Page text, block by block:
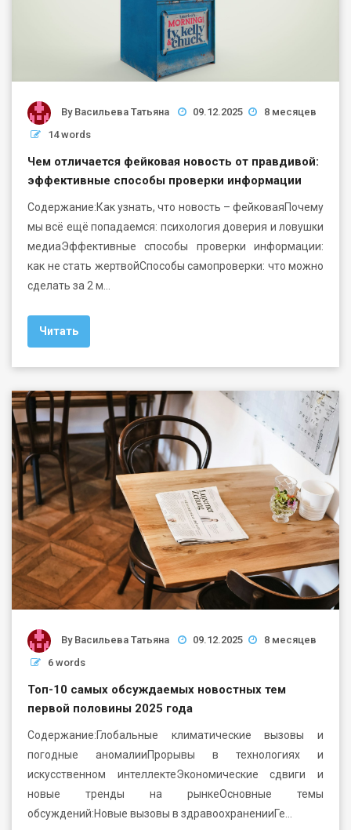
By Васильева Татьяна 09.12.2025
8 месяцев
14 words
Чем отличается фейковая новость от правдивой:
эффективные способы проверки информации
Содержание:Как узнать, что новость – фейковаяПочему
мы всё ещё попадаемся: психология доверия и ловушки
медиаЭффективные способы проверки информации:
как не стать жертвойСпособы самопроверки: что можно
сделать за 2 м…
Читать
By Васильева Татьяна 09.12.2025
8 месяцев
6 words
Топ-10 самых обсуждаемых новостных тем
первой половины 2025 года
Содержание:Глобальные климатические вызовы и
погодные аномалииПрорывы в технологиях и
искусственном интеллектеЭкономические сдвиги и
новые тренды на рынкеОсновные темы
обсуждений:Новые вызовы в здравоохраненииГе…